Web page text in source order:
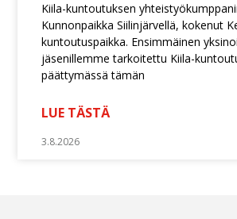
Kiila-kuntoutuksen
Kunnonpaikka Siilinjärvellä, kokenut
kuntoutuspaikka. Ensimmäinen
jäsenillemme tarkoitettu Kiila-
päättymässä tämän
LUE TÄSTÄ
3.8.2026